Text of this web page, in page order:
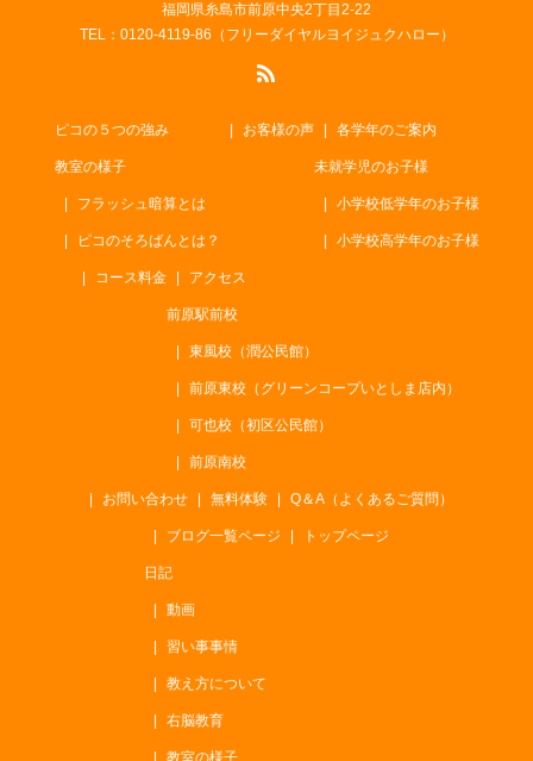
福岡県糸島市前原中央2丁目2-22
TEL：0120-4119-86（フリーダイヤルヨイジュクハロー）
ピコの５つの強み
教室の様子
フラッシュ暗算とは
ピコのそろばんとは？
お客様の声 各学年のご案内
未就学児のお子様
小学校低学年のお子様
小学校高学年のお子様
コース料金 アクセス
前原駅前校
東風校（潤公民館）
前原東校（グリーンコープいとしま店内）
可也校（初区公民館）
前原南校
お問い合わせ 無料体験 Q＆A（よくあるご質問）
ブログ一覧ページ
日記
動画
習い事事情
教え方について
右脳教育
教室の様子
トップページ